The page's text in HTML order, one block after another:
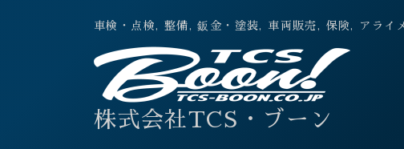
車検・点検, 整備, 鈑金・塗装, 車両販売, 保険, アライ
株式会社TCS・ブーン